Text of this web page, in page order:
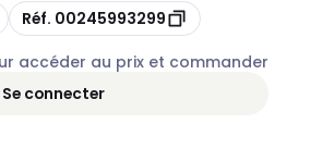
Copie
Réf. 00245993299
accéder au prix et commander
Se connecter